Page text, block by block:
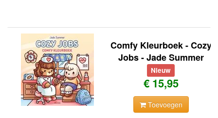
Comfy Kleurboek - Cozy
Jobs - Jade Summer
Nieuw
€ 15,95
Toevoegen